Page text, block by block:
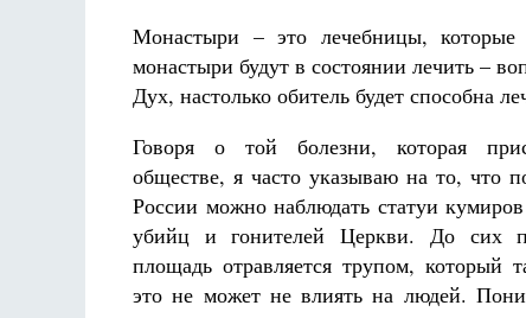
Монастыри – это лечебницы,
монастыри будут в состоянии лечить –
Дух, настолько обитель будет способна
Говоря о той болезни, которая
обществе, я часто указываю на то, что
России можно наблюдать статуи
убийц и гонителей Церкви. До сих
площадь отравляется трупом, который
это не может не влиять на людей.